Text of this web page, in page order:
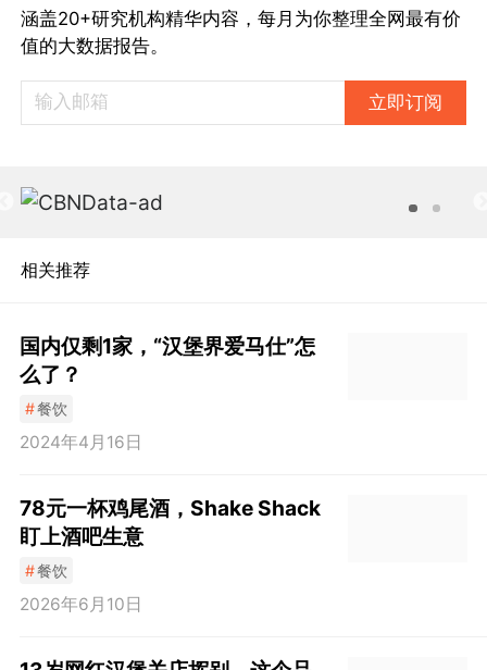
涵盖20+研究机构精华内容，每月为你整理全网最有价
值的大数据报告。
立即订阅
相关推荐
国内仅剩1家，“汉堡界爱马仕”怎
么了？
#餐饮
2024年4月16日
78元一杯鸡尾酒，Shake Shack
盯上酒吧生意
#餐饮
2026年6月10日